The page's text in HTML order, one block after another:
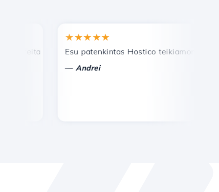
ir efektyvi techninė pagalba.
★★★★★
Esu patenkintas Hostico teikiamomis
Andrei